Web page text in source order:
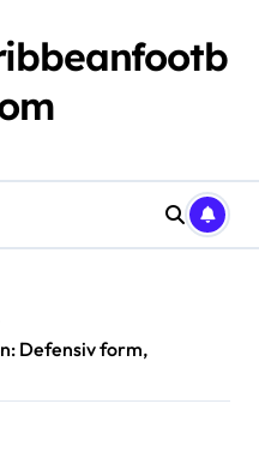
Defensiv form,